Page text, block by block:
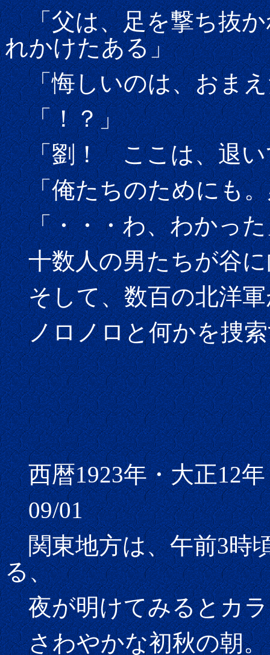
「父は、足を撃ち抜か
れかけたある」
「悔しいのは、おまえ
「！？」
「劉！ ここは、退い
「俺たちのためにも。
「・・・わ、わかった
十数人の男たちが谷に
そして、数百の北洋軍
ノロノロと何かを捜索
西暦1923年・大正12年
09/01
関東地方は、午前3時
る、
夜が明けてみるとカラ
さわやかな初秋の朝。